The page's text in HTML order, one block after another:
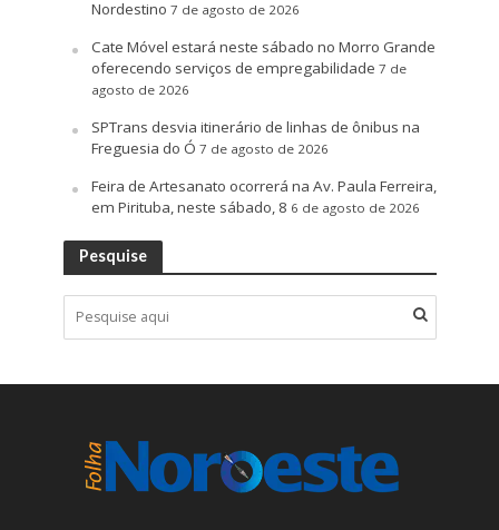
Nordestino 7 de agosto de 2026
Cate Móvel estará neste sábado no Morro Grande
oferecendo serviços de empregabilidade 7 de
agosto de 2026
SPTrans desvia itinerário de linhas de ônibus na
Freguesia do Ó 7 de agosto de 2026
Feira de Artesanato ocorrerá na Av. Paula Ferreira,
em Pirituba, neste sábado, 8 6 de agosto de 2026
Pesquise